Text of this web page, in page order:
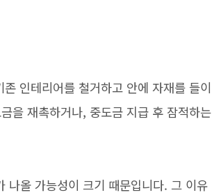
인테리어를 철거하고 안에 자재를 들이
을 재촉하거나, 중도금 지급 후 잠적하는
나올 가능성이 크기 때문입니다. 그 이유